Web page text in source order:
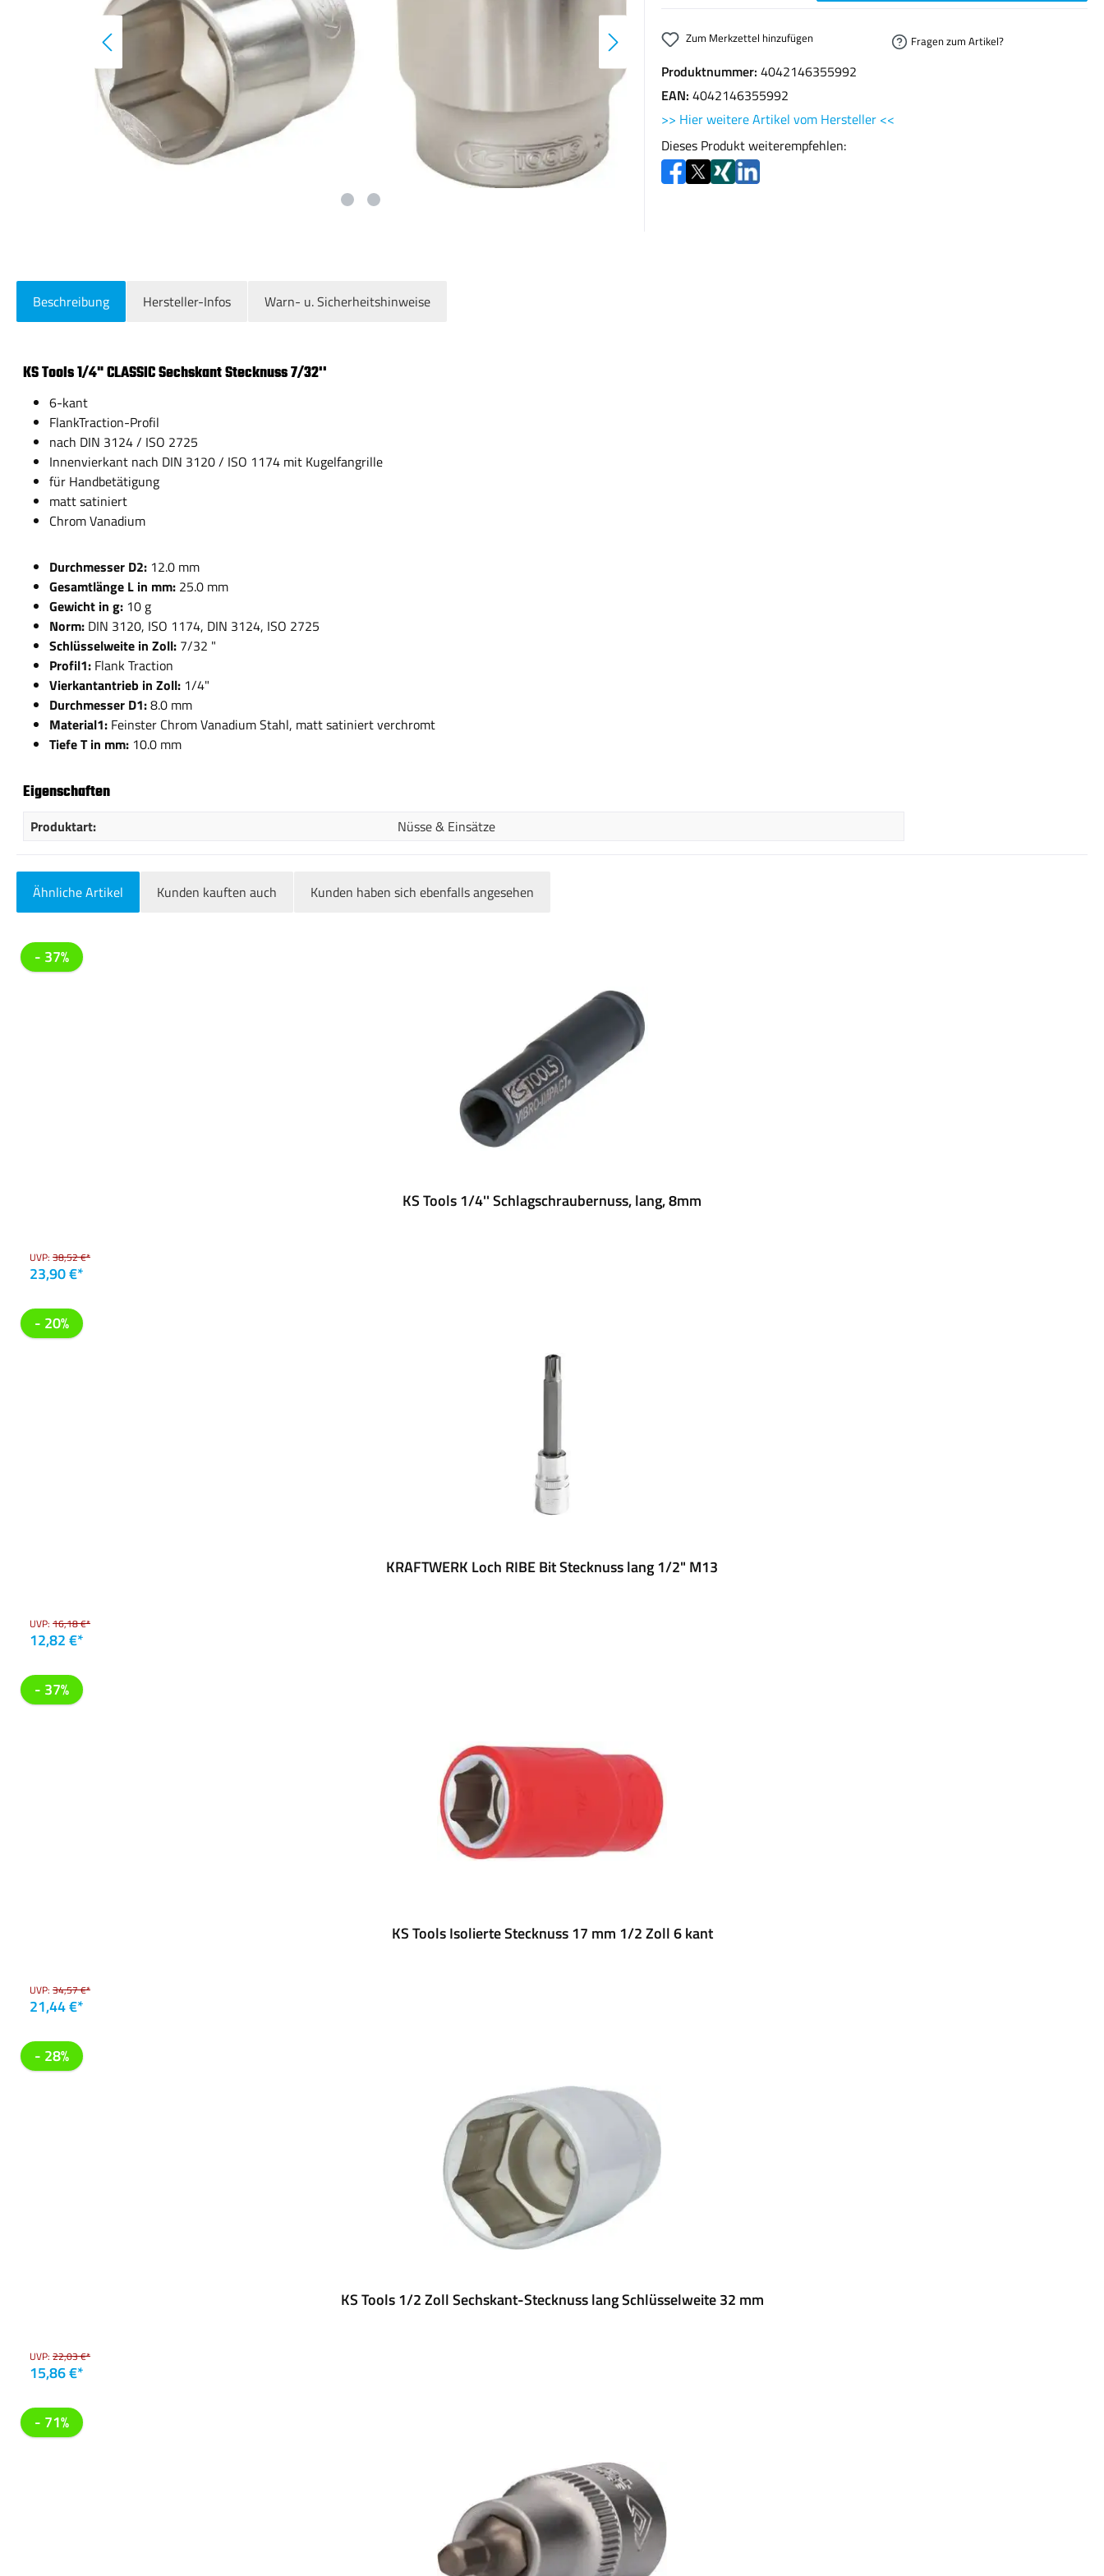
Zum Merkzettel hinzufügen Fragen zum Artikel?
Produktnummer: 4042146355992
EAN: 4042146355992
>> Hier weitere Artikel vom Hersteller <<
Dieses Produkt weiterempfehlen:
Beschreibung Hersteller-Infos Warn- u. Sicherheitshinweise
KS Tools 1/4" CLASSIC Sechskant Stecknuss 7/32''
6-kant
FlankTraction-Profil
nach DIN 3124 / ISO 2725
Innenvierkant nach DIN 3120 / ISO 1174 mit Kugelfangrille
für Handbetätigung
matt satiniert
Chrom Vanadium
Durchmesser D2: 12.0 mm
Gesamtlänge L in mm: 25.0 mm
Gewicht in g: 10 g
Norm: DIN 3120, ISO 1174, DIN 3124, ISO 2725
Schlüsselweite in Zoll: 7/32 "
Profil1: Flank Traction
Vierkantantrieb in Zoll: 1/4"
Durchmesser D1:8.0 mm
Material1: Feinster Chrom Vanadium Stahl, matt satiniert verchromt
Tiefe T in mm: 10.0 mm
Eigenschaften
Produktart: Nüsse & Einsätze
Ähnliche Artikel Kunden kauften auch Kunden haben sich ebenfalls angesehen
Produktgalerie überspringen
- 37%
KS Tools 1/4'' Schlagschraubernuss, lang, 8mm
UVP: 38,52 €*
23,90 €*
- 20%
KRAFTWERK Loch RIBE Bit Stecknuss lang 1/2" M13
UVP: 16,18 €*
12,82 €*
- 37%
KS Tools Isolierte Stecknuss 17 mm 1/2 Zoll 6 kant
UVP: 34,57 €*
21,44 €*
- 28%
KS Tools 1/2 Zoll Sechskant-Stecknuss lang Schlüsselweite 32 mm
UVP: 22,03 €*
15,86 €*
- 71%